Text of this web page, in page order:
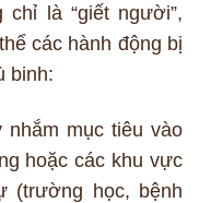
là “giết người”,
các hành động bị
binh:
mục tiêu vào
hoặc các khu vực
(trường học, bệnh